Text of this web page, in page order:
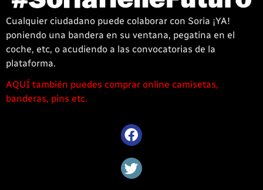
Cualquier ciudadano puede colaborar con Soria ¡YA!
poniendo una bandera en su ventana, pegatina en el
coche, etc, o acudiendo a las convocatorias de la
plataforma.
1win
casino
AQUÍ también puedes comprar online camisetas,
banderas, pins etc.